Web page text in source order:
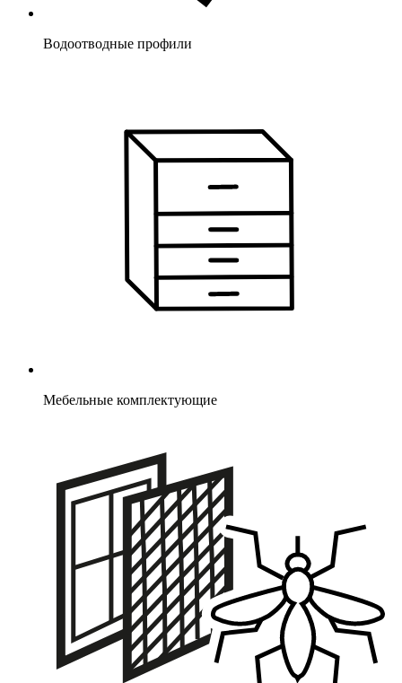
Водоотводные профили
Мебельные комплектующие